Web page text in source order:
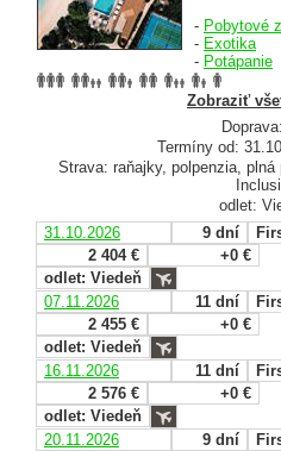
- Pobytové
- Exotika
- Potápanie
Zobraziť
Doprava:
Termíny od:
Strava: raňajky, polpenzia,
odlet:
31.10.2026
9 dní
2 404 €
+0 €
odlet: Viedeň
07.11.2026
11 dní
2 455 €
+0 €
odlet: Viedeň
16.11.2026
11 dní
2 576 €
+0 €
odlet: Viedeň
20.11.2026
9 dní